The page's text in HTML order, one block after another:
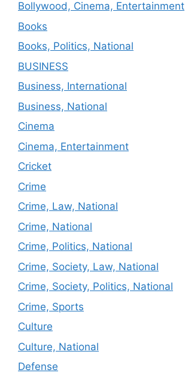
Bollywood, Cinema, Entertainment
Books
Books, Politics, National
BUSINESS
Business, International
Business, National
Cinema
Cinema, Entertainment
Cricket
Crime
Crime, Law, National
Crime, National
Crime, Politics, National
Crime, Society, Law, National
Crime, Society, Politics, National
Crime, Sports
Culture
Culture, National
Defense